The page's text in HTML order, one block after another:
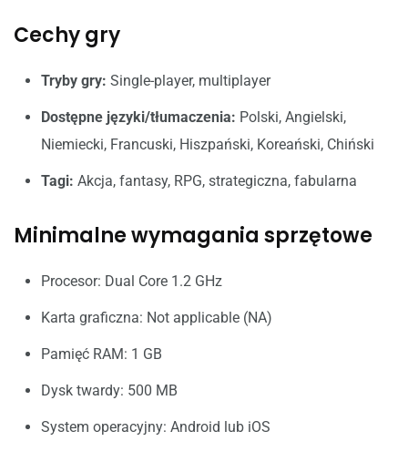
Cechy gry
Tryby gry: Single-player, multiplayer
Dostępne języki/tłumaczenia: Polski, Angielski,
Niemiecki, Francuski, Hiszpański, Koreański, Chiński
Tagi: Akcja, fantasy, RPG, strategiczna, fabularna
Minimalne wymagania sprzętowe
Procesor: Dual Core 1.2 GHz
Karta graficzna: Not applicable (NA)
Pamięć RAM: 1 GB
Dysk twardy: 500 MB
System operacyjny: Android lub iOS